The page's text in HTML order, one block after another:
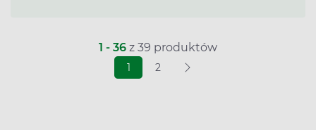
1 - 36 z 39 produktów
1 2